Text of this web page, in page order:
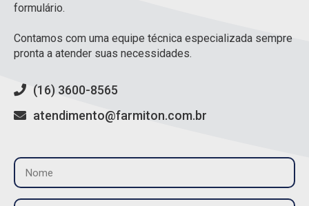
formulário.
Contamos com uma equipe técnica especializada sempre
pronta a atender suas necessidades.
(16) 3600-8565
atendimento@farmiton.com.br